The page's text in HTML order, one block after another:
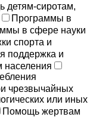
детям-сиротам,
Программы в
в сфере науки
спорта и
поддержка и
населения
чрезвычайных
или иных
Помощь жертвам